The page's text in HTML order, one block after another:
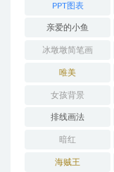
PPT图表
亲爱的小鱼
冰墩墩简笔画
唯美
女孩背景
排线画法
暗红
海贼王